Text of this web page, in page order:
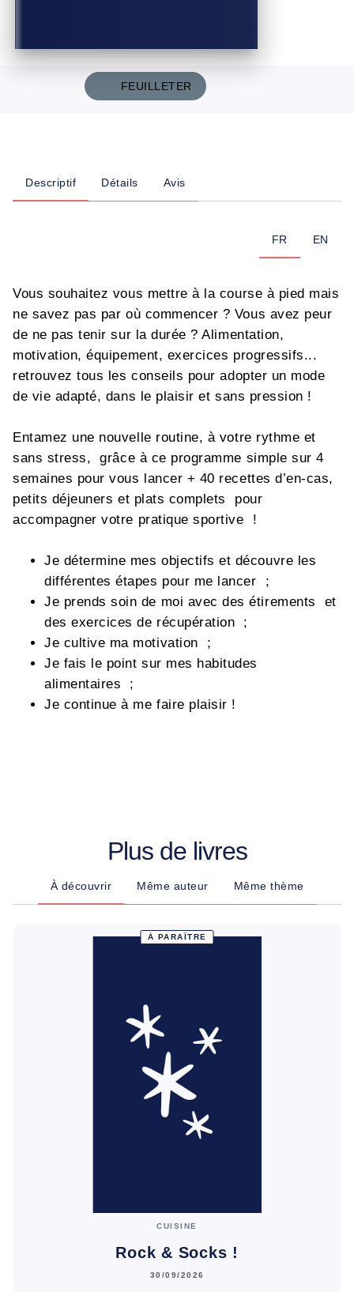
FEUILLETER
Descriptif Détails Avis
FR EN
Vous souhaitez vous mettre à la course à pied mais
ne savez pas par où commencer ? Vous avez peur
de ne pas tenir sur la durée ? Alimentation,
motivation, équipement, exercices progressifs...
retrouvez tous les conseils pour adopter un mode
de vie adapté, dans le plaisir et sans pression !
Entamez une nouvelle routine, à votre rythme et
sans stress, grâce à ce programme simple sur 4
semaines pour vous lancer + 40 recettes d’en-cas,
petits déjeuners et plats complets pour
accompagner votre pratique sportive !
Je détermine mes objectifs et découvre les
différentes étapes pour me lancer ;
Je prends soin de moi avec des étirements et
des exercices de récupération ;
Je cultive ma motivation ;
Je fais le point sur mes habitudes
alimentaires ;
Je continue à me faire plaisir !
Plus de livres
À découvrir Même auteur Même thème
À PARAÎTRE
CUISINE
Rock & Socks !
30/09/2026